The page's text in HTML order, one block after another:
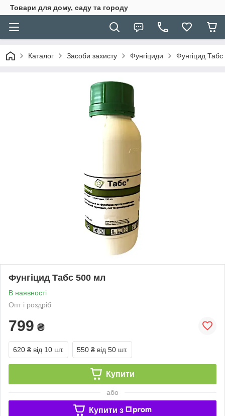
Товари для дому, саду та городу
Каталог Засоби захисту Фунгіциди Фунгіцид
Фунгіцид Табс 500 мл
В наявності
Опт і роздріб
799 ₴
620 ₴ від 10 шт. 550 ₴ від 50 шт.
Купити
або
Купити з